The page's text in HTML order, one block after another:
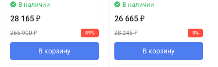
В наличии
28 165 ₽
265 900₽ 89%
В корзину
В наличии
26 665 ₽
28 245₽ 5%
В корзину